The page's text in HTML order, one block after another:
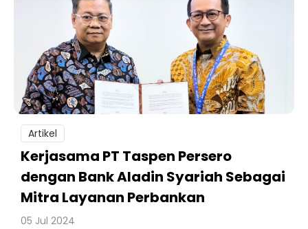
Artikel
Kerjasama PT Taspen Persero
dengan Bank Aladin Syariah Sebagai
Mitra Layanan Perbankan
05 Jul 2024